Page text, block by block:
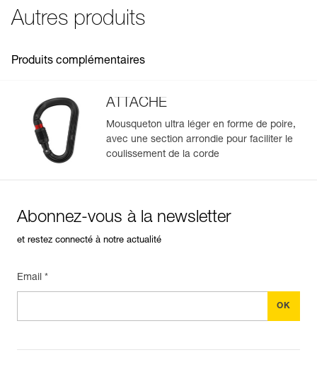
BAR est compatible avec le mousqueton ATTACHE actuel
Gérer et inspecter facilement votre EPI
Importez et exportez facilement vos données EPI
existantes.
Autres produits
Produits complémentaires
ATTACHE
Mousqueton ultra léger en forme de poire,
avec une section arrondie pour faciliter le
coulissement de la corde
Abonnez-vous à la newsletter
et restez connecté à notre actualité
Email *